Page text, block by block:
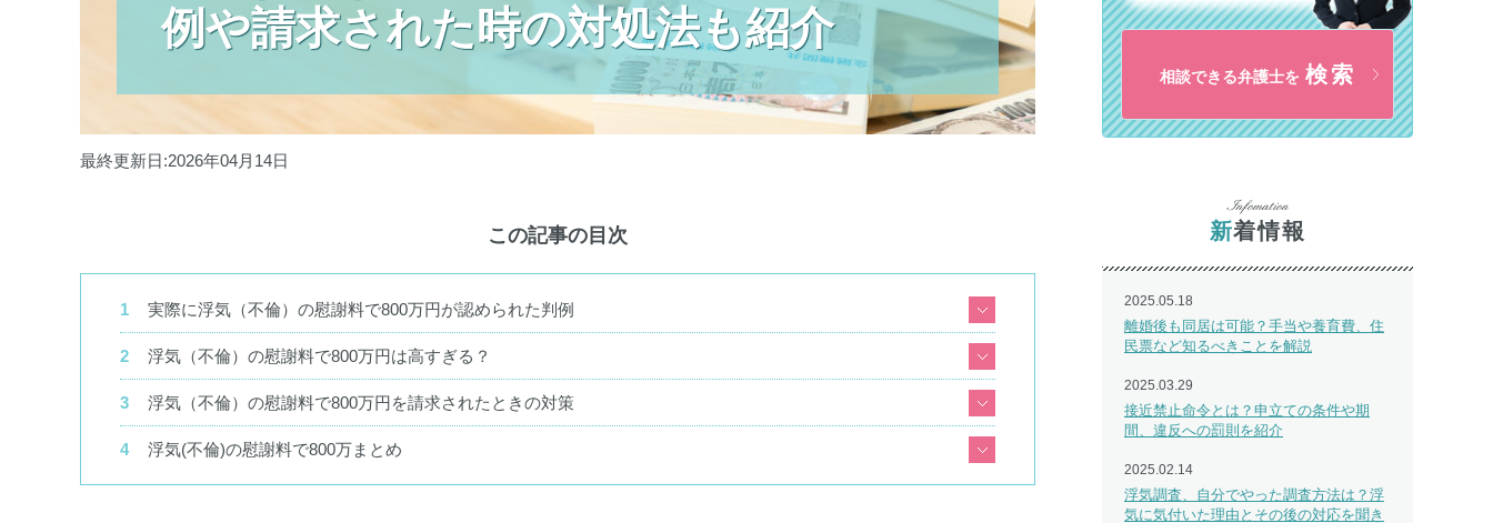
例や請求された時の対処法も紹介
最終更新日:2026年04月14日
この記事の目次
実際に浮気（不倫）の慰謝料で800万円が認められた判例
浮気（不倫）の慰謝料で800万円は高すぎる？
浮気（不倫）の慰謝料で800万円を請求されたときの対策
浮気(不倫)の慰謝料で800万まとめ
相談できる弁護士を 検索
新着情報
2025.05.18
離婚後も同居は可能？手当や養育費、住
民票など知るべきことを解説
2025.03.29
接近禁止命令とは？申立ての条件や期
間、違反への罰則を紹介
2025.02.14
浮気調査、自分でやった調査方法は？浮
気に気付いた理由とその後の対応を聞き